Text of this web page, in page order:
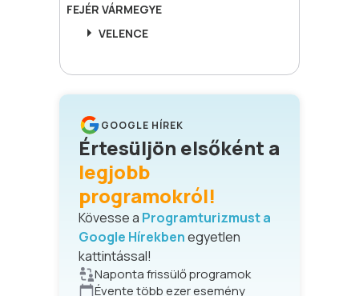
FEJÉR VÁRMEGYE
VELENCE
GOOGLE HÍREK
Értesüljön elsőként a
legjobb
programokról!
Kövesse a Programturizmust a
Google Hírekbenegyetlen
kattintással!
Naponta frissülő programok
Évente több ezer esemény